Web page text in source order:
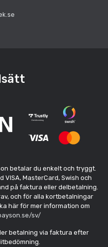
betalar du enkelt och tryggt.
MasterCard, Swish och
på faktura eller delbetalning.
och för alla kortbetalningar
här för mer information om
sv/
betalning via faktura efter